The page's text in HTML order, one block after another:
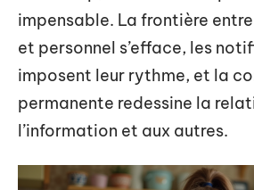
impensable. La frontière
et personnel s’efface, les
imposent leur rythme, et la
permanente redessine la
l’information et aux autres.